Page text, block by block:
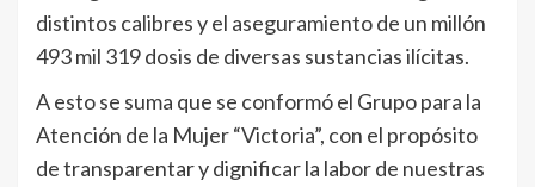
distintos calibres y el aseguramiento de un millón
493 mil 319 dosis de diversas sustancias ilícitas.
A esto se suma que se conformó el Grupo para la
Atención de la Mujer “Victoria”, con el propósito
de transparentar y dignificar la labor de nuestras